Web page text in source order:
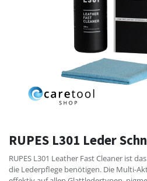
RUPES L301 Leder
RUPES L301 Leather Fast Cleaner ist
die Lederpflege benötigen. Die Multi-